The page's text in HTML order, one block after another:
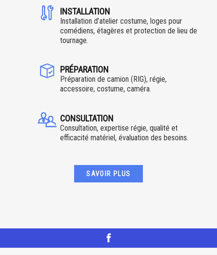
INSTALLATION
Installation d’atelier costume, loges pour
comédiens, étagères et protection de lieu de
tournage.
PRÉPARATION
Préparation de camion (RIG), régie,
accessoire, costume, caméra.
CONSULTATION
Consultation, expertise régie, qualité et
efficacité matériel, évaluation des besoins.
SAVOIR PLUS